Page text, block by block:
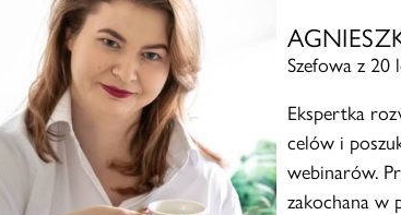
Szefowa z 20
Ekspertka
celów i
webinarów.
zakochana w